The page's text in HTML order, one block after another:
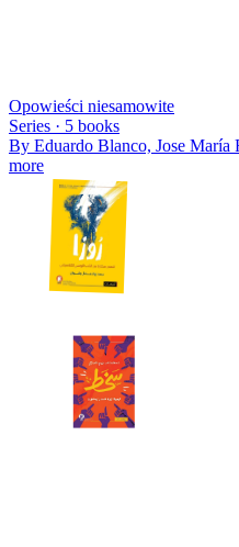
Opowieści niesamowite
Series · 5 books
By Eduardo Blanco, Jose María
more